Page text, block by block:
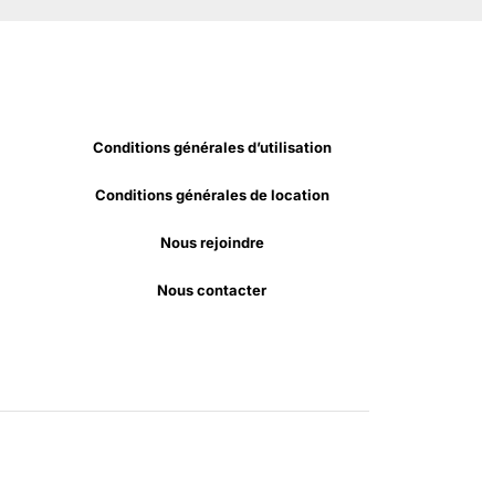
Conditions générales d’utilisation
Conditions générales de location
Nous rejoindre
Nous contacter